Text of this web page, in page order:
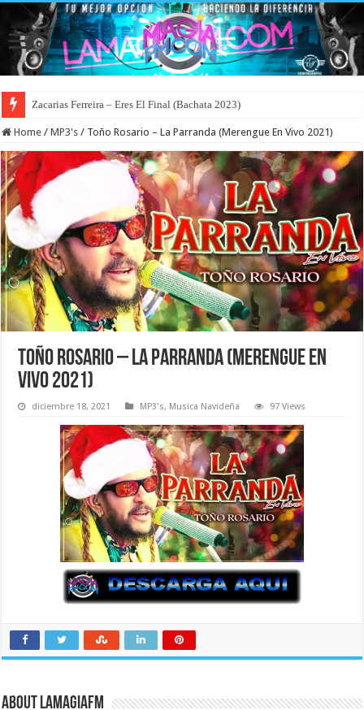
Zacarias Ferreira – Eres El Final (Bachata 2023)
Home / MP3's / Toño Rosario – La Parranda (Merengue En Vivo 2021)
Toño Rosario – La Parranda (Merengue En
Vivo 2021)
diciembre 18, 2021 MP3's, Musica Navideña 97 Views
About LaMagiaFM